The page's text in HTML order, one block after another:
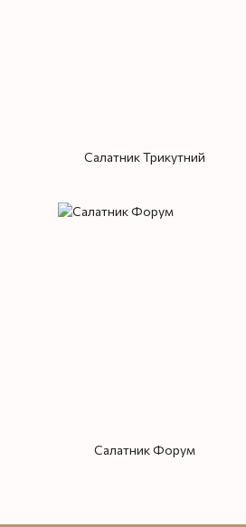
Салатник Трикутний
Салатник Форум